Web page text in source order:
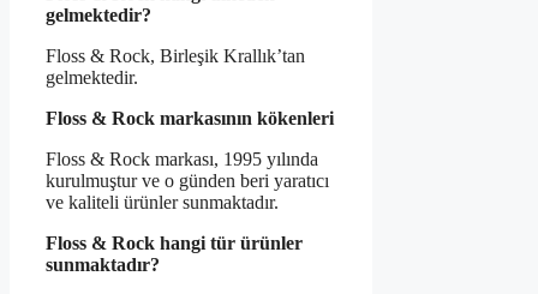
gelmektedir?
Floss & Rock, Birleşik Krallık’tan
gelmektedir.
Floss & Rock markasının kökenleri
Floss & Rock markası, 1995 yılında
kurulmuştur ve o günden beri yaratıcı
ve kaliteli ürünler sunmaktadır.
Floss & Rock hangi tür ürünler
sunmaktadır?